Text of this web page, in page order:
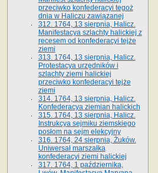
przeciwko konfederacyi tegoż
dnia w Haliczu zawiązanej
312. 1764, 13 sierpnia, Halicz.
Manifestacya szlachty halickiej z
recesem od konfederacyi tejże
ziemi
313. 1764, 13 sierpnia, Halicz.
Protestacya urzędników i
szlachty ziemi halickiej
przeciwko konfederacyi tejże
ziemi
314. 1764, 13 sierpnia, Halicz.
Konfederacya ziemian halickich
315. 1764, 13 sierpnia, Halicz.
Instrukcya sejmiku ziemskiego
posłom na sejm elekcyjny
316. 1764, 24 sierpnia, Żuków.
Uniwersał marszałka
konfederacyi ziemi halickiej
317. 1764, 1 października,